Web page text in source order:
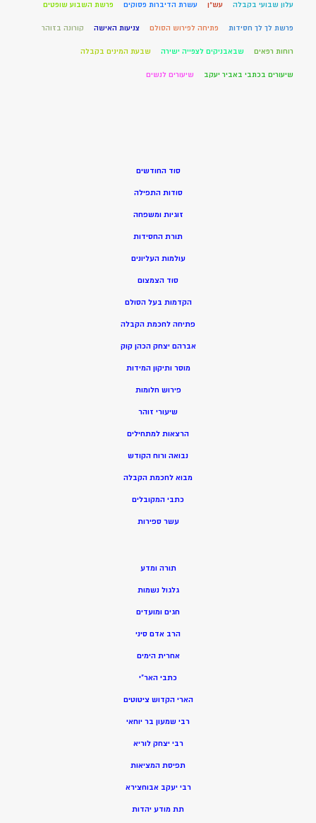
עלון שבועי בקבלה עש"ן עשרת הדיברות פסוקים פרשת השבוע שופטים
פרשת לך לך חסידות פתיחה לפירוש הסולם צניעות האישה קורונה בזוהר
רוחות רפאים שבאבניקים לצפייה ישירה שבעת המינים בקבלה
שיעורים בכתבי באביר יעקב שיעורים לנשים
סוד החודשים
סודות התפילה
זוגיות ומשפחה
תורת החסידות
עולמות העליונים
סוד הצמצום
הקדמות בעל הסולם
פתיחה לחכמת הקבלה
אברהם יצחק הכהן קוק
מוסר ותיקון המידות
פירוש חלומות
שיעורי זוהר
הרצאות למתחילים
נבואה ורוח הקודש
מבוא לחכמת הקבלה
כתבי המקובלים
עשר ספירות
תורה ומדע
גלגול נשמות
חגים ומועדים
הרב אדם סיני
אחרית הימים
כתבי האר”י
הארי הקדוש ציטוטים
רבי שמעון בר יוחאי
רבי יצחק לוריא
תפיסת המציאות
רבי יעקב אבוחצירא
תת מודע יהדות